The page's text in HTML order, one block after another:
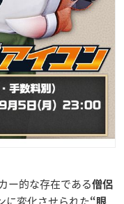
ー的な存在である僧侶
“眼